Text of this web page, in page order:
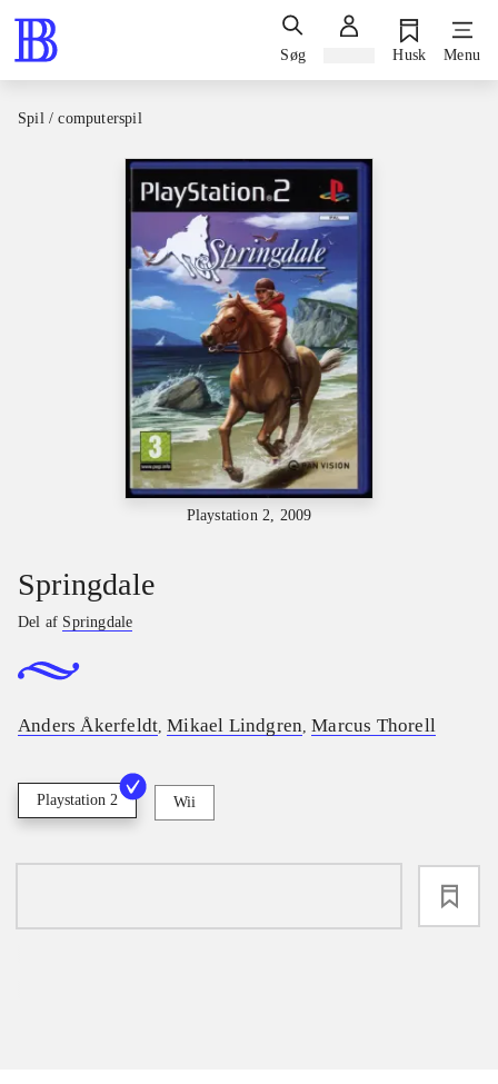
Søg Husk Menu
Spil / computerspil
Playstation 2, 2009
Springdale
Del af Springdale
Anders Åkerfeldt ,Mikael Lindgren ,Marcus Thorell
Playstation 2 Wii